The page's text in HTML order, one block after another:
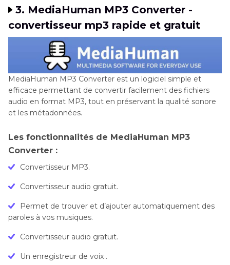
3. MediaHuman MP3 Converter -
convertisseur mp3 rapide et gratuit
MediaHuman MP3 Converter est un logiciel simple et
efficace permettant de convertir facilement des fichiers
audio en format MP3, tout en préservant la qualité sonore
et les métadonnées.
Les fonctionnalités de MediaHuman MP3
Converter :
Convertisseur MP3.
Convertisseur audio gratuit.
Permet de trouver et d’ajouter automatiquement des
paroles à vos musiques.
Convertisseur audio gratuit.
Un enregistreur de voix .